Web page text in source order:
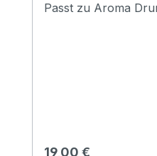
Passt zu Aroma
Regulärer Preis:
19,00 €